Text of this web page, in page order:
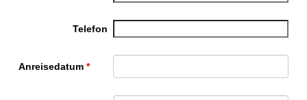
Telefon
Anreisedatum *